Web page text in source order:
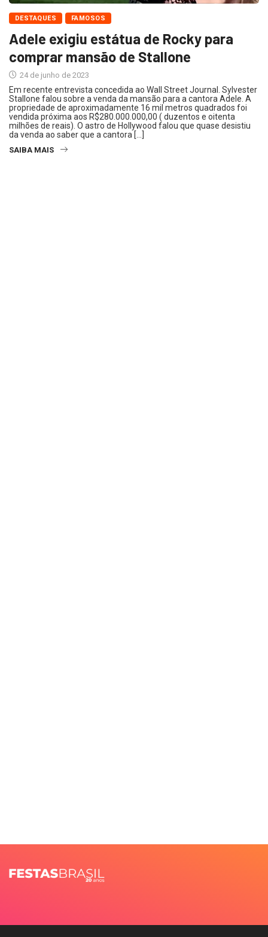
DESTAQUES FAMOSOS
Adele exigiu estátua de Rocky para
comprar mansão de Stallone
24 de junho de 2023
Em recente entrevista concedida ao Wall Street Journal. Sylvester
Stallone falou sobre a venda da mansão para a cantora Adele. A
propriedade de aproximadamente 16 mil metros quadrados foi
vendida próxima aos R$280.000.000,00 ( duzentos e oitenta
milhões de reais). O astro de Hollywood falou que quase desistiu
da venda ao saber que a cantora […]
SAIBA MAIS